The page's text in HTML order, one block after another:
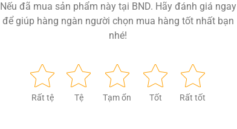
Nếu đã mua sản phẩm này tại BND. Hãy đánh giá ngay
để giúp hàng ngàn người chọn mua hàng tốt nhất bạn
nhé!
Rất tệ Tệ Tạm ổn Tốt Rất tốt